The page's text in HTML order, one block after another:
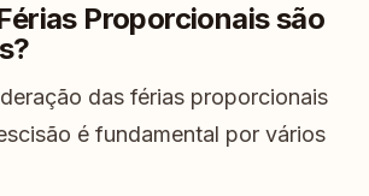
Proporcionais são
das férias proporcionais
é fundamental por vários